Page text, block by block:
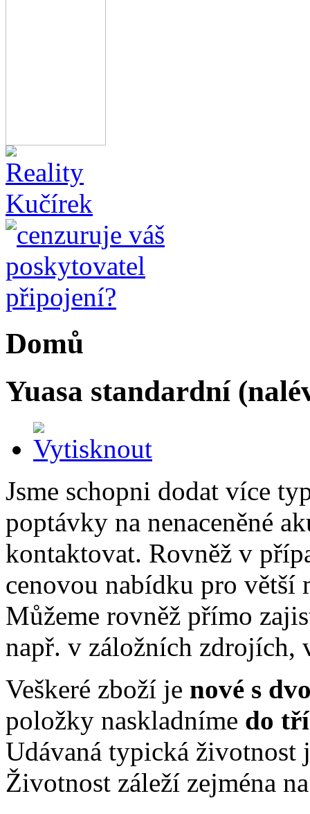
Domů
Yuasa standardní
Jsme schopni dodat více
poptávky na nenaceněné
kontaktovat. Rovněž v
cenovou nabídku pro větší
Můžeme rovněž přímo
např. v záložních zdrojích,
Veškeré zboží je nové s
položky naskladníme do
Udávaná typická životnost
Životnost záleží zejména